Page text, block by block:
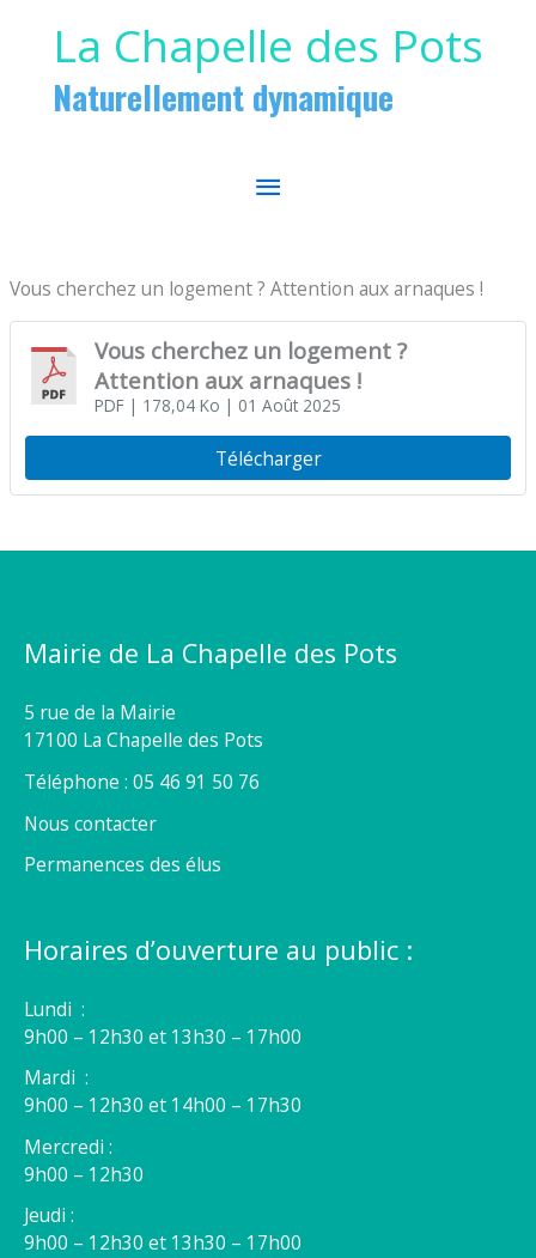
La Chapelle des Pots
Naturellement dynamique
MENU
Vous cherchez un logement ? Attention aux arnaques !
Vous cherchez un logement ?
Attention aux arnaques !
PDF| 178,04 Ko | 01 Août 2025
Télécharger
Mairie de La Chapelle des Pots
5 rue de la Mairie
17100 La Chapelle des Pots
Téléphone : 05 46 91 50 76
Nous contacter
Permanences des élus
Horaires d’ouverture au public :
Lundi :
9h00 – 12h30 et 13h30 – 17h00
Mardi :
9h00 – 12h30 et 14h00 – 17h30
Mercredi :
9h00 – 12h30
Jeudi :
9h00 – 12h30 et 13h30 – 17h00